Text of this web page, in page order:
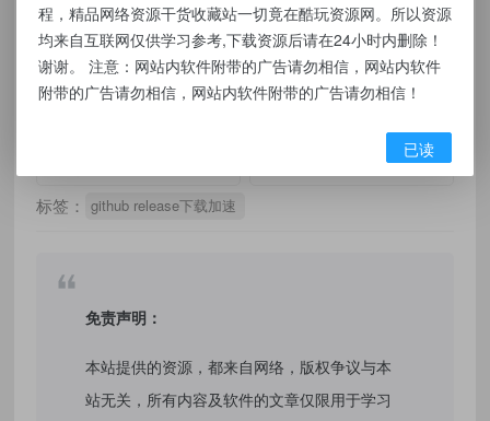
资源下载
点击下载
(0)
标签： github release下载加速
免责声明：
本站提供的资源，都来自网络，版权争议与本
站无关，所有内容及软件的文章仅限用于学习
程，精品网络资源干货收藏站一切竟在酷玩资源网。所以资源
均来自互联网仅供学习参考,下载资源后请在24小时内删除！
谢谢。 注意：网站内软件附带的广告请勿相信，网站内软件
附带的广告请勿相信，网站内软件附带的广告请勿相信！
已读